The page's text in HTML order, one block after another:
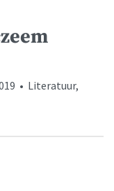
• Literatuur,